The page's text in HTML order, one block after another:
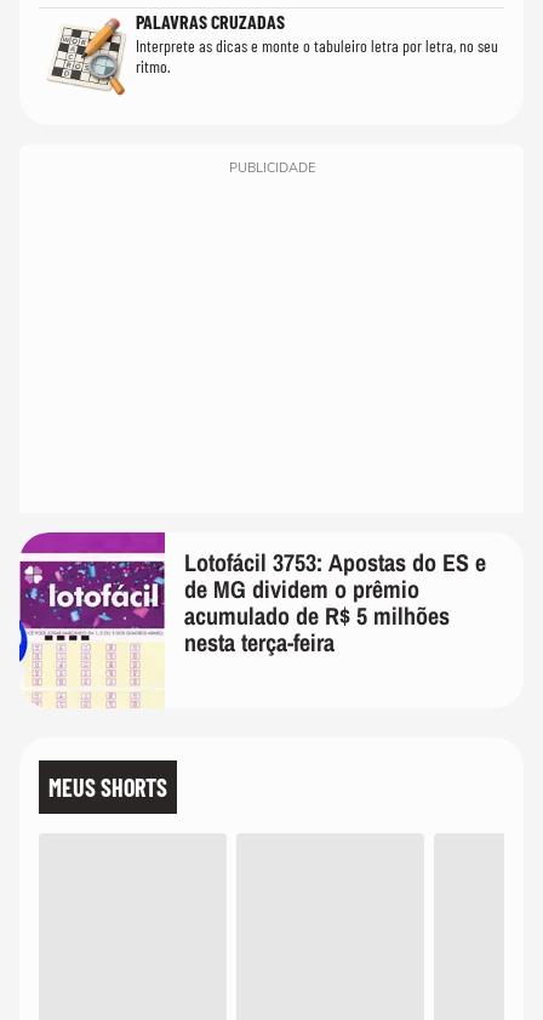
PALAVRAS CRUZADAS
Interprete as dicas e monte o tabuleiro letra por letra, no seu
ritmo.
PUBLICIDADE
Lotofácil 3753: Apostas do ES e
de MG dividem o prêmio
acumulado de R$ 5 milhões
nesta terça-feira
MEUS SHORTS